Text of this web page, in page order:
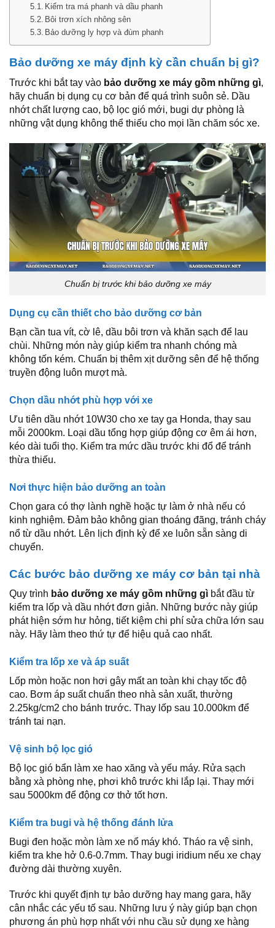
Kiểm tra má phanh và dầu phanh
Bôi trơn xích nhông sên
Bảo dưỡng ly hợp và đùm phanh
Bảo dưỡng xe máy định kỳ cần chuẩn bị gì?
Trước khi bắt tay vào bảo dưỡng xe máy gồm những gì,
hãy chuẩn bị dụng cụ cơ bản để quá trình suôn sẻ. Dầu
nhớt chất lượng cao, bộ lọc gió mới, bugi dự phòng là
những vật dụng không thể thiếu cho mọi lần chăm sóc xe.
Chuẩn bị trước khi bảo dưỡng xe máy
Dụng cụ cần thiết cho bảo dưỡng cơ bản
Bạn cần tua vít, cờ lê, dầu bôi trơn và khăn sạch để lau
chùi. Những món này giúp kiểm tra nhanh chóng mà
không tốn kém. Chuẩn bị thêm xịt dưỡng sên để hệ thống
truyền động luôn mượt mà.
Chọn dầu nhớt phù hợp với xe
Ưu tiên dầu nhớt 10W30 cho xe tay ga Honda, thay sau
mỗi 2000km. Loại dầu tổng hợp giúp động cơ êm ái hơn,
kéo dài tuổi thọ. Kiểm tra mức dầu trước khi đổ để tránh
thừa thiếu.
Nơi thực hiện bảo dưỡng an toàn
Chọn gara có thợ lành nghề hoặc tự làm ở nhà nếu có
kinh nghiệm. Đảm bảo không gian thoáng đãng, tránh cháy
nổ từ dầu nhớt. Lên lịch định kỳ để xe luôn sẵn sàng di
chuyển.
Các bước bảo dưỡng xe máy cơ bản tại nhà
Quy trình bảo dưỡng xe máy gồm những gì bắt đầu từ
kiểm tra lốp và dầu nhớt đơn giản. Những bước này giúp
phát hiện sớm hư hỏng, tiết kiệm chi phí sửa chữa lớn sau
này. Hãy làm theo thứ tự để hiệu quả cao nhất.
Kiểm tra lốp xe và áp suất
Lốp mòn hoặc non hơi gây mất an toàn khi chạy tốc độ
cao. Bơm áp suất chuẩn theo nhà sản xuất, thường
2.25kg/cm2 cho bánh trước. Thay lốp sau 10.000km để
tránh tai nạn.
Vệ sinh bộ lọc gió
Bộ lọc gió bẩn làm xe hao xăng và yếu máy. Rửa sạch
bằng xà phòng nhẹ, phơi khô trước khi lắp lại. Thay mới
sau 5000km để động cơ thở tốt hơn.
Kiểm tra bugi và hệ thống đánh lửa
Bugi đen hoặc mòn làm xe nổ máy khó. Tháo ra vệ sinh,
kiểm tra khe hở 0.6-0.7mm. Thay bugi iridium nếu xe chạy
đường dài thường xuyên.
Trước khi quyết định tự bảo dưỡng hay mang gara, hãy
cân nhắc các yếu tố sau. Những lưu ý này giúp bạn chọn
phương án phù hợp nhất với nhu cầu sử dụng xe hàng